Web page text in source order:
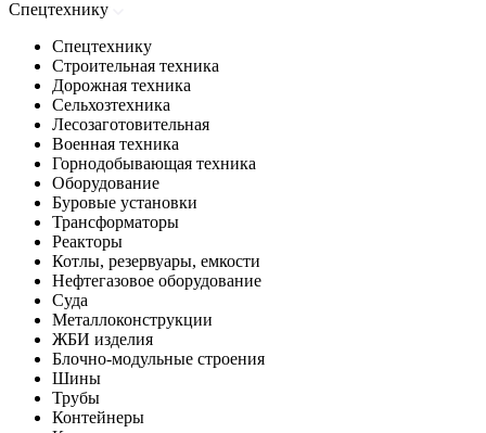
Спецтехнику
Спецтехнику
Строительная техника
Дорожная техника
Сельхозтехника
Лесозаготовительная
Военная техника
Горнодобывающая техника
Оборудование
Буровые установки
Трансформаторы
Реакторы
Котлы, резервуары, емкости
Нефтегазовое оборудование
Cуда
Металлоконструкции
ЖБИ изделия
Блочно-модульные строения
Шины
Трубы
Контейнеры